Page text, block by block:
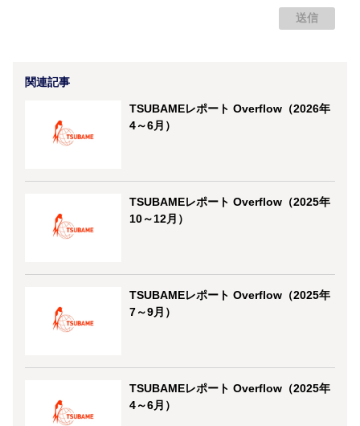
関連記事
TSUBAMEレポート Overflow（2026年
4～6月）
TSUBAMEレポート Overflow（2025年
10～12月）
TSUBAMEレポート Overflow（2025年
7～9月）
TSUBAMEレポート Overflow（2025年
4～6月）